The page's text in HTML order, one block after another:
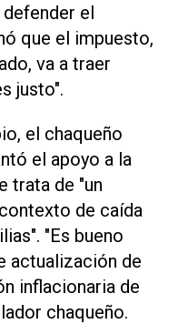
defender el
que el impuesto,
va a traer
justo".
el chaqueño
el apoyo a la
trata de "un
de caída
"Es bueno
actualización de
inflacionaria de
chaqueño.